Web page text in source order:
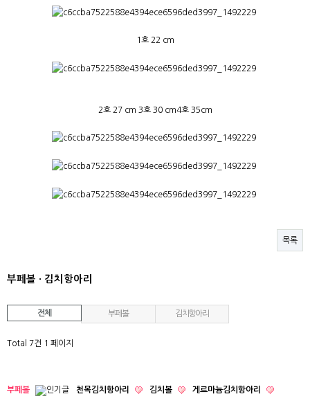
1호 22 cm
2호 27 cm 3호 30 cm4호 35cm
목록
부페볼 · 김치항아리
전체 부페볼 김치항아리
Total 7건 1 페이지
부페볼 천목김치항아리 김치볼 게르마늄김치항아리